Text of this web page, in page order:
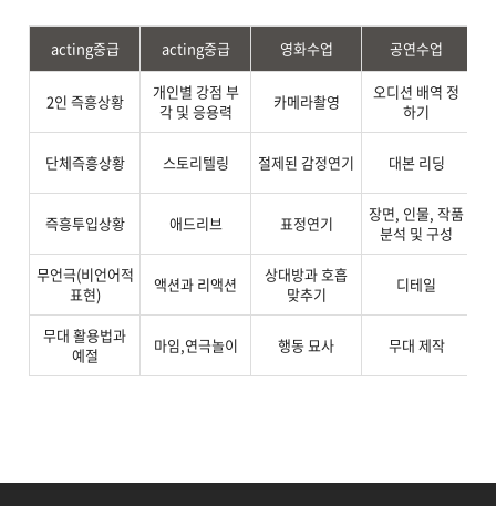
acting중급 acting중급 영화수업 공연수업
2인 즉흥상황
개인별 강점 부
각 및 응용력
카메라촬영
오디션 배역 정
하기
단체즉흥상황 스토리텔링 절제된 감정연기 대본 리딩
즉흥투입상황 애드리브 표정연기
장면, 인물, 작품
분석 및 구성
무언극(비언어적
표현)
액션과 리액션
상대방과 호흡
맞추기
디테일
무대 활용법과
예절
마임,연극놀이 행동 묘사 무대 제작